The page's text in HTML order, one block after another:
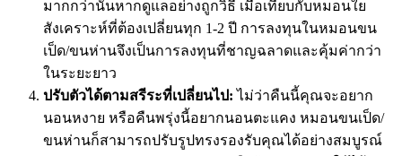
มากกว่านั้นหากดูแลอย่างถูกวิธี เมื่อเทียบกับหมอนใย
สังเคราะห์ที่ต้องเปลี่ยนทุก 1-2 ปี การลงทุนในหมอนขน
เป็ด/ขนห่านจึงเป็นการลงทุนที่ชาญฉลาดและคุ้มค่ากว่า
ในระยะยาว
ปรับตัวได้ตามสรีระที่เปลี่ยนไป: ไม่ว่าคืนนี้คุณจะอยาก
นอนหงาย หรือคืนพรุ่งนี้อยากนอนตะแคง หมอนขนเป็ด/
ขนห่านก็สามารถปรับรูปทรงรองรับคุณได้อย่างสมบูรณ์